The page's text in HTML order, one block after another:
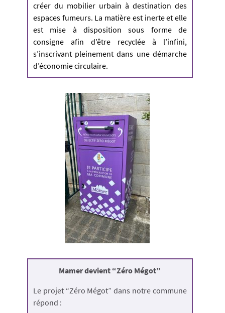
créer du mobilier urbain à destination des
espaces fumeurs. La matière est inerte et elle
est mise à disposition sous forme de
consigne afin d’être recyclée à l’infini,
s’inscrivant pleinement dans une démarche
d’économie circulaire.
Mamer devient “Zéro Mégot”
Le projet “Zéro Mégot” dans notre commune
répond :